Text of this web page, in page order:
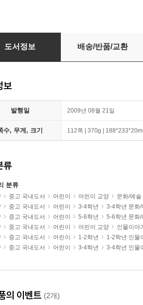
간을 그린 화가들
도서정보 배송/반품/교환
보
발행일 2009년 08월 21일
수, 무게, 크기 112쪽 | 370g |
류
분류
중고 국내도서 어린이 어린이 교양
문화/예술
중고 국내도서 어린이 3-4학년
3-4학년 문화/
중고 국내도서 어린이 5-6학년
5-6학년 문화/
중고 국내도서 어린이 어린이 교양
인물이야
중고 국내도서 어린이 1-2학년
1-2학년 인물
중고 국내도서 어린이 3-4학년 3-4학년 인물
의 이벤트 (2개)